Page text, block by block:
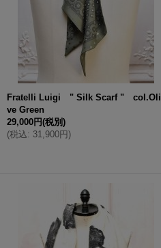
Fratelli Luigi " Silk Scarf " col.Oli
ve Green
29,000円(税別)
(税込: 31,900円)